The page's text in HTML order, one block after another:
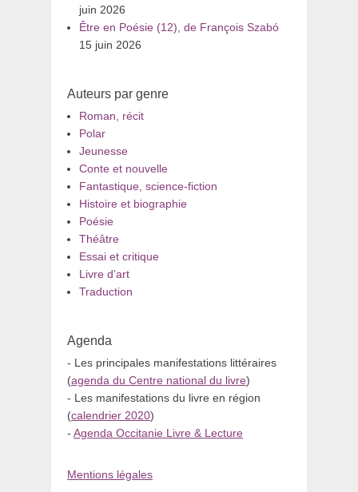
juin 2026
Être en Poésie (12), de François Szabó
15 juin 2026
Auteurs par genre
Roman, récit
Polar
Jeunesse
Conte et nouvelle
Fantastique, science-fiction
Histoire et biographie
Poésie
Théâtre
Essai et critique
Livre d’art
Traduction
Agenda
- Les principales manifestations littéraires
(agenda du Centre national du livre)
- Les manifestations du livre en région
(calendrier 2020)
- Agenda Occitanie Livre & Lecture
Mentions légales